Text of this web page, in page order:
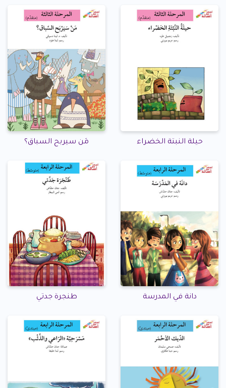
حيلة النبتة الخضراء مَن سيربح السباق؟
دانة في المدرسة طنجرة جدتي